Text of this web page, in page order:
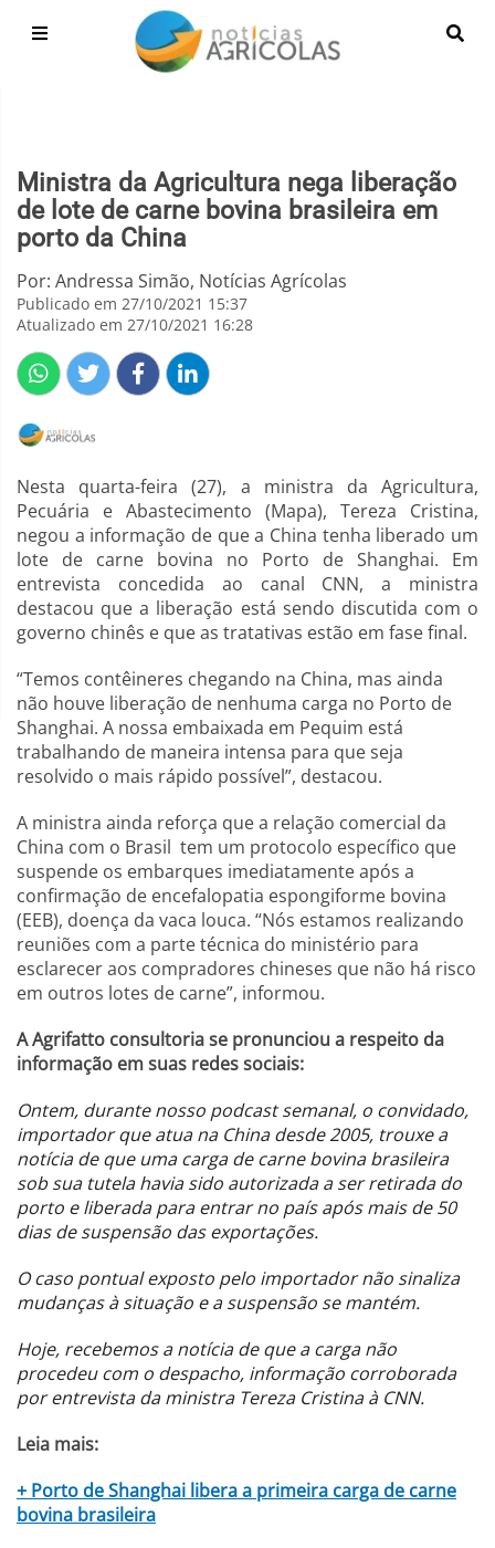
Ministra da Agricultura nega liberação
de lote de carne bovina brasileira em
porto da China
Por: Andressa Simão, Notícias Agrícolas
Publicado em 27/10/2021 15:37
Atualizado em 27/10/2021 16:28
Nesta quarta-feira (27), a ministra da Agricultura,
Pecuária e Abastecimento (Mapa), Tereza Cristina,
negou a informação de que a China tenha liberado um
lote de carne bovina no Porto de Shanghai. Em
entrevista concedida ao canal CNN, a ministra
destacou que a liberação está sendo discutida com o
governo chinês e que as tratativas estão em fase final.
“Temos contêineres chegando na China, mas ainda
não houve liberação de nenhuma carga no Porto de
Shanghai. A nossa embaixada em Pequim está
trabalhando de maneira intensa para que seja
resolvido o mais rápido possível”, destacou.
A ministra ainda reforça que a relação comercial da
China com o Brasil tem um protocolo específico que
suspende os embarques imediatamente após a
confirmação de encefalopatia espongiforme bovina
(EEB), doença da vaca louca. “Nós estamos realizando
reuniões com a parte técnica do ministério para
esclarecer aos compradores chineses que não há risco
em outros lotes de carne”, informou.
A Agrifatto consultoria se pronunciou a respeito da
informação em suas redes sociais:
Ontem, durante nosso podcast semanal, o convidado,
importador que atua na China desde 2005, trouxe a
notícia de que uma carga de carne bovina brasileira
sob sua tutela havia sido autorizada a ser retirada do
porto e liberada para entrar no país após mais de 50
dias de suspensão das exportações.
O caso pontual exposto pelo importador não sinaliza
mudanças à situação e a suspensão se mantém.
Hoje, recebemos a notícia de que a carga não
procedeu com o despacho, informação corroborada
por entrevista da ministra Tereza Cristina à CNN.
Leia mais:
+ Porto de Shanghai libera a primeira carga de carne
bovina brasileira